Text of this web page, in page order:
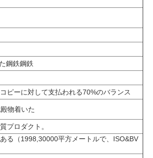
鋼鉄鋼鉄
ピーに対して支払われる70%のバランス
物着いた
プロダクト。
る（1998,30000平方メートルで、ISO&BV